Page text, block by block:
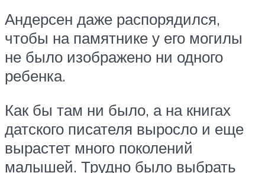
Андерсен даже распорядился,
чтобы на памятнике у его могилы
не было изображено ни одного
ребенка.
Как бы там ни было, а на книгах
датского писателя выросло и еще
вырастет много поколений
малышей. Трудно было выбрать